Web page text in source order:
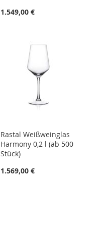
1.549,00 €
Rastal Weißweinglas
Harmony 0,2 l (ab 500
Stück)
1.569,00 €